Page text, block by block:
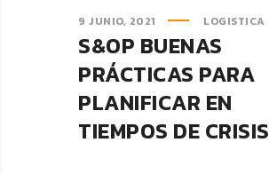
9 JUNIO, 2021 LOGISTICA
S&OP BUENAS
PRÁCTICAS PARA
PLANIFICAR EN
TIEMPOS DE CRISIS